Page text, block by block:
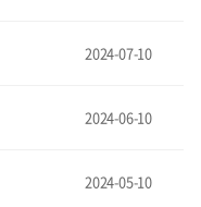
2024-07-10
2024-06-10
2024-05-10